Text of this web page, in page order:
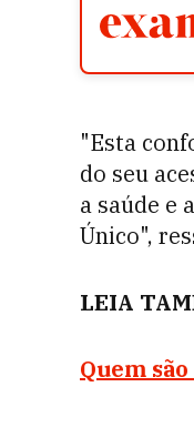
"Esta
do seu
a saúde e
Único",
LEIA
Quem